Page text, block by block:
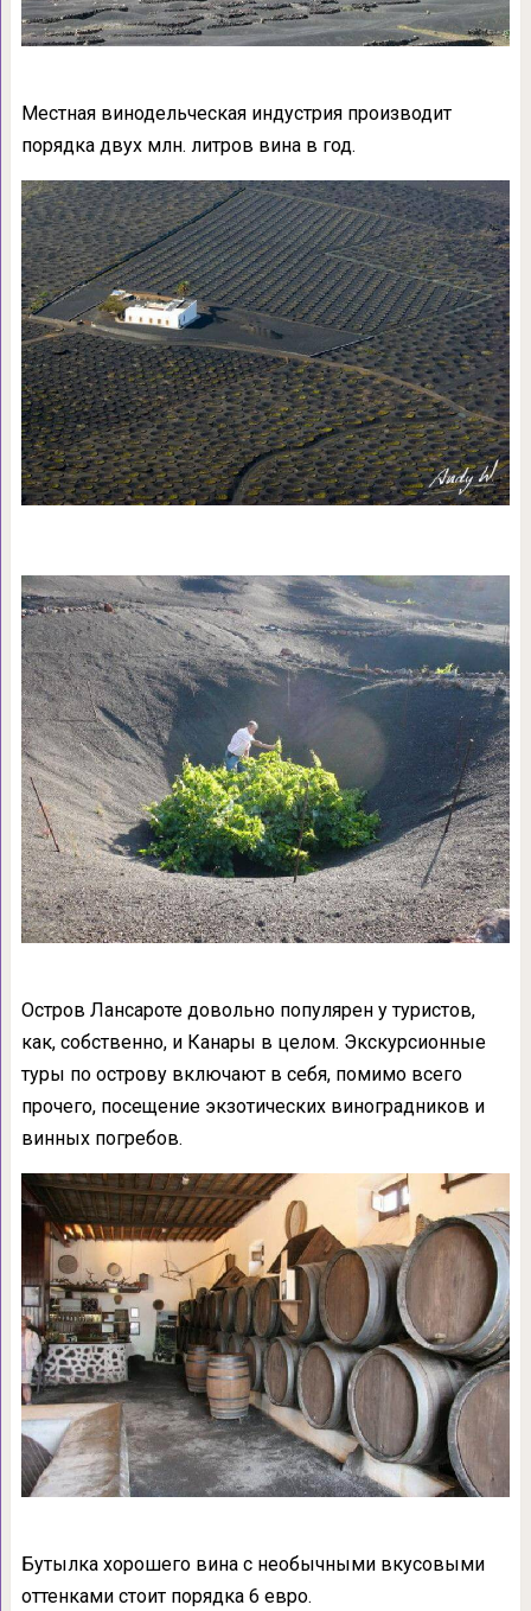
Местная винодельческая индустрия производит
порядка двух млн. литров вина в год.
Остров Лансароте довольно популярен у туристов,
как, собственно, и Канары в целом. Экскурсионные
туры по острову включают в себя, помимо всего
прочего, посещение экзотических виноградников и
винных погребов.
Бутылка хорошего вина с необычными вкусовыми
оттенками стоит порядка 6 евро.